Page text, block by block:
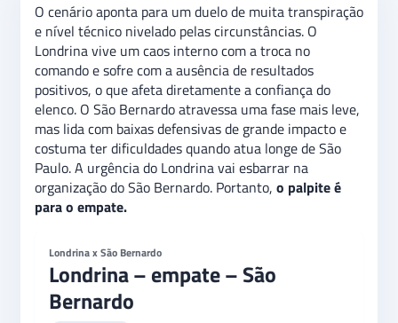
O cenário aponta para um duelo de muita transpiração
e nível técnico nivelado pelas circunstâncias. O
Londrina vive um caos interno com a troca no
comando e sofre com a ausência de resultados
positivos, o que afeta diretamente a confiança do
elenco. O São Bernardo atravessa uma fase mais leve,
mas lida com baixas defensivas de grande impacto e
costuma ter dificuldades quando atua longe de São
Paulo. A urgência do Londrina vai esbarrar na
organização do São Bernardo. Portanto, o palpite é
para o empate.
Londrina x São Bernardo
Londrina – empate – São
Bernardo